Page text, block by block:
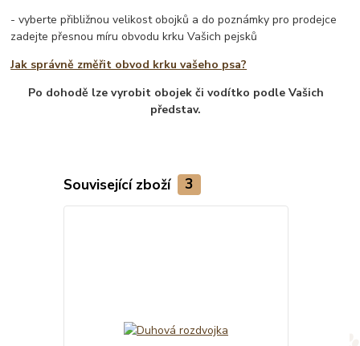
- vyberte přibližnou velikost obojků a do poznámky pro prodejce
zadejte přesnou míru obvodu krku Vašich pejsků
Jak správně změřit obvod krku vašeho psa?
Po dohodě lze vyrobit obojek či vodítko podle Vašich
představ.
Související zboží 3